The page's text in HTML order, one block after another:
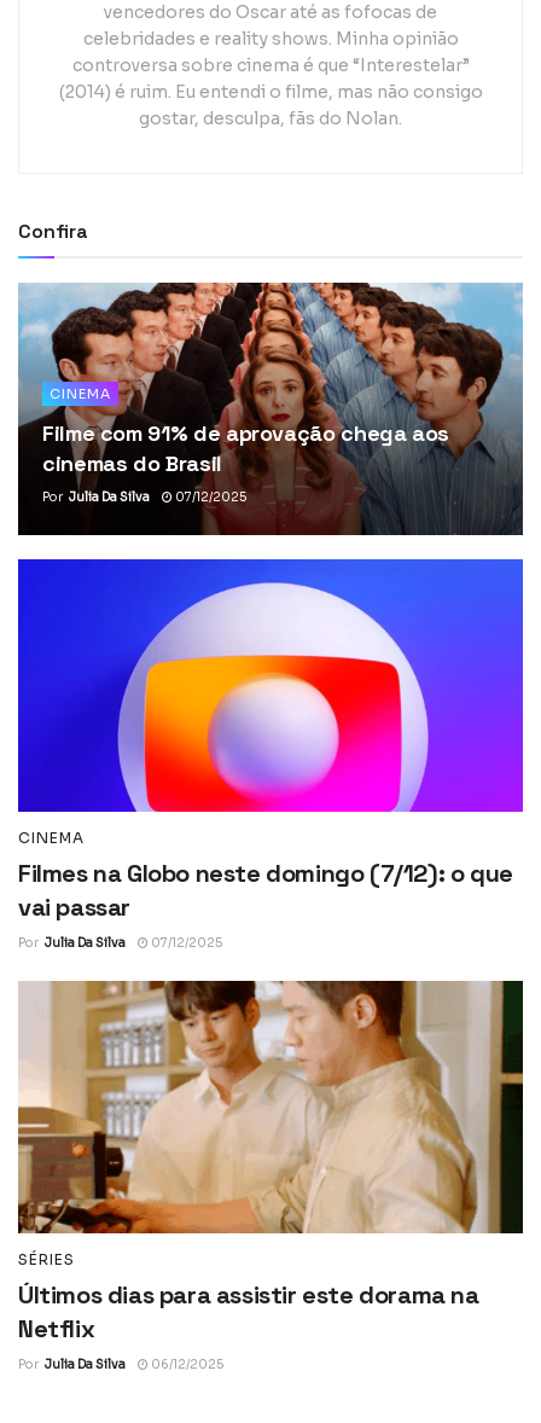
vencedores do Oscar até as fofocas de
celebridades e reality shows. Minha opinião
controversa sobre cinema é que “Interestelar”
(2014) é ruim. Eu entendi o filme, mas não consigo
gostar, desculpa, fãs do Nolan.
Confira
CINEMA
Filme com 91% de aprovação chega aos
cinemas do Brasil
Por Julia Da Silva 07/12/2025
CINEMA
Filmes na Globo neste domingo (7/12): o que
vai passar
Por Julia Da Silva 07/12/2025
SÉRIES
Últimos dias para assistir este dorama na
Netflix
Por Julia Da Silva 06/12/2025